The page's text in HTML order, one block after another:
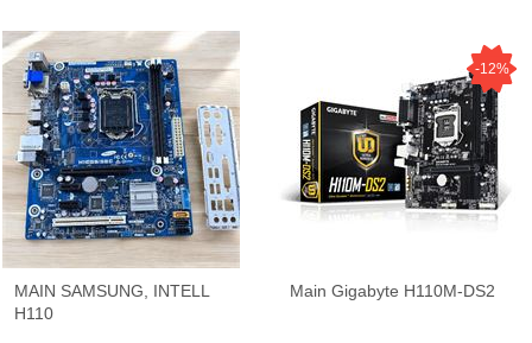
-19%
Main Asus H110M-D
MAIN SAMSUNG, INTELL